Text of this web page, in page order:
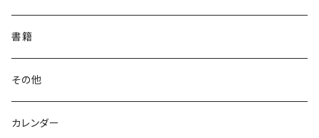
書籍
その他
カレンダー